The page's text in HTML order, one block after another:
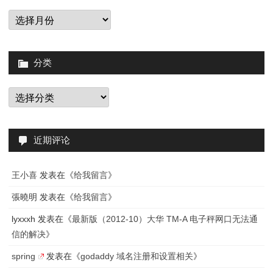
线
归
档
分类
分
类
近期评论
王小喜 发表在《给我留言》
張曉明 发表在《给我留言》
lyxxxh 发表在《最新版（2012-10）大华 TM-A 电子秤网口无法通
信的解决》
spring 发表在《godaddy 域名注册和设置相关》